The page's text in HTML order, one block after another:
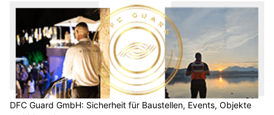
DFC Guard GmbH: Sicherheit für Baustellen, Events, Objekte